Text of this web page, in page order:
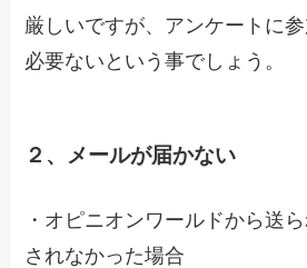
厳しいですが、アンケートに
必要ないという事でしょう。
２、メールが届かない
・オピニオンワールドから送
されなかった場合